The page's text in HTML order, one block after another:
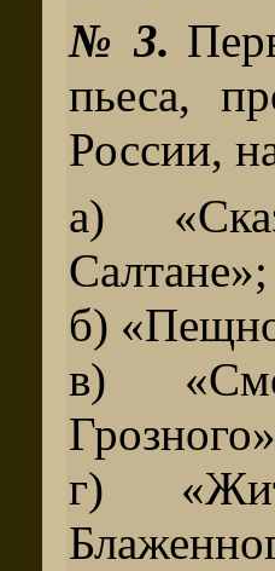
№ 3.
пьеса,
России,
а)
Салтане»;
б)
в)
г)